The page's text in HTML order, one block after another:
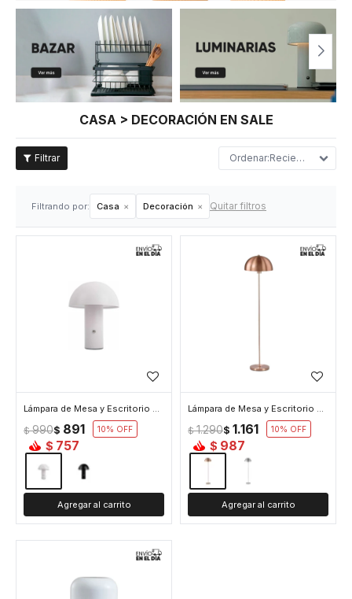
CASA > DECORACIÓN EN SALE
Recientes
Filtrando por: Casa Decoración Quitar filtros
Lámpara de Mesa y Escritorio con Luz Led Honguito Mini - Blanco
$ 891
$ 990 10
$ 757
Lámpara de Mesa y Escritorio con Luz Led Base Plana - Oro Rosa
$ 1.161
$ 1.290 10
$ 987